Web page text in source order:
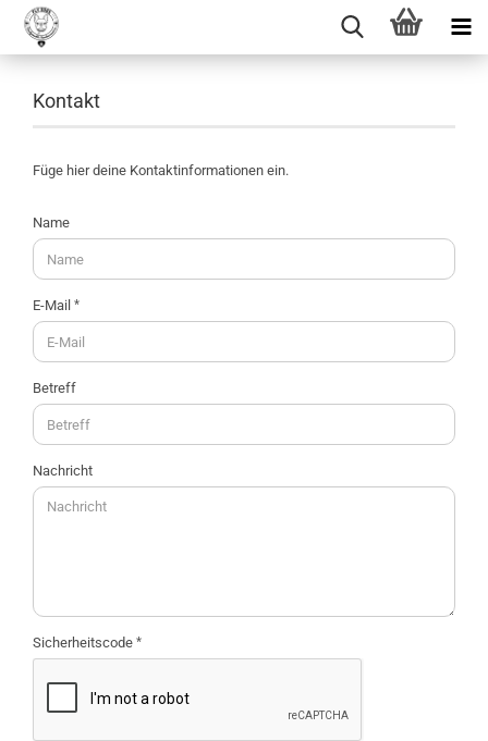
Kontakt
Füge hier deine Kontaktinformationen ein.
KONTAKT
Name
E-Mail
Betreff
Nachricht
Sicherheitscode